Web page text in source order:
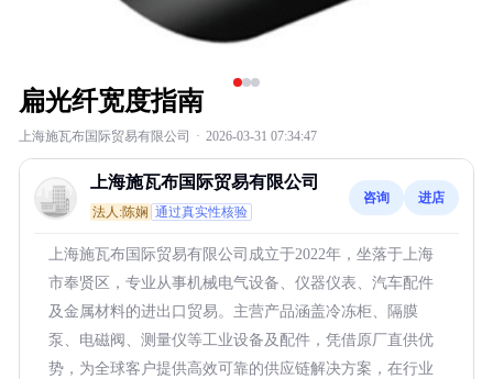
扁光纤宽度指南
上海施瓦布国际贸易有限公司 · 2026-03-31 07:34:47
上海施瓦布国际贸易有限公司
法人:陈娴 通过真实性核验
咨询 进店
上海施瓦布国际贸易有限公司成立于2022年，坐落于上海
市奉贤区，专业从事机械电气设备、仪器仪表、汽车配件
及金属材料的进出口贸易。主营产品涵盖冷冻柜、隔膜
泵、电磁阀、测量仪等工业设备及配件，凭借原厂直供优
势，为全球客户提供高效可靠的供应链解决方案，在行业